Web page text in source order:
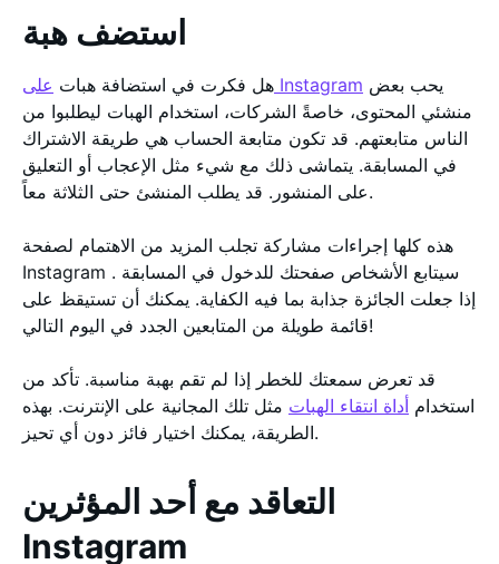
استضف هبة
هل فكرت في استضافة هبات على Instagram
منشئي المحتوى، خاصةً الشركات، استخدام الهبات ليطلبوا من
الناس متابعتهم. قد تكون متابعة الحساب هي طريقة الاشتراك
في المسابقة. يتماشى ذلك مع شيء مثل الإعجاب أو التعليق
على المنشور. قد يطلب المنشئ حتى الثلاثة معاً.
هذه كلها إجراءات مشاركة تجلب المزيد من الاهتمام لصفحة
Instagram . سيتابع الأشخاص صفحتك للدخول في المسابقة
إذا جعلت الجائزة جذابة بما فيه الكفاية. يمكنك أن تستيقظ على
قائمة طويلة من المتابعين الجدد في اليوم التالي!
قد تعرض سمعتك للخطر إذا لم تقم بهبة مناسبة. تأكد من
استخدام أداة انتقاء الهبات مثل تلك المجانية على الإنترنت. بهذه
الطريقة، يمكنك اختيار فائز دون أي تحيز.
التعاقد مع أحد المؤثرين
Instagram